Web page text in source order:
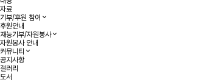
자료
기부/후원 참여
후원안내
재능기부/자원봉사
자원봉사 안내
커뮤니티
공지사항
갤러리
도서